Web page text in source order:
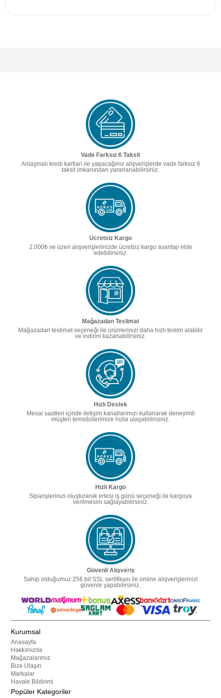
Vade Farksız 6 Taksit
Anlaşmalı kredi kartları ile yapacağınız alışverişlerde vade farksız 6
taksit imkanından yararlanabilirsiniz.
Ücretsiz Kargo
2.000₺ ve üzeri alışverişlerinizde ücretsiz kargo avantajı elde
edebilirsiniz.
Mağazadan Teslimat
Mağazadan teslimat seçeneği ile ürünlerinizi daha hızlı teslim alabilir
ve indirim kazanabilirsiniz.
Hızlı Destek
Mesai saatleri içinde iletişim kanallarımızı kullanarak deneyimli
müşteri temsilcilerimize hızla ulaşabilirisiniz.
Hızlı Kargo
Siparişlerinizi oluşturarak ertesi iş günü seçeneği ile kargoya
verilmesini sağlayabilirsiniz.
Güvenli Alışveriş
Sahip olduğumuz 256 bit SSL sertifikası ile online alışverişlerinizi
güvenle yapabilirsiniz.
Kurumsal
Anasayfa
Hakkımızda
Mağazalarımız
Bize Ulaşın
Markalar
Havale Bildirimi
Popüler Kategoriler